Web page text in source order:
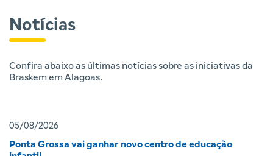
Notícias
Confira abaixo as últimas notícias sobre as iniciativas da
Braskem em Alagoas.
05/08/2026
Ponta Grossa vai ganhar novo centro de educação